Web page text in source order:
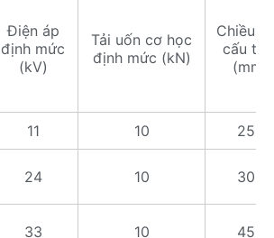
Điện áp
định mức
(kV)
Tải uốn cơ học
định mức (kN)
Chiều
cấu
(mm)
11 10 255
24 10 300
33 10 450